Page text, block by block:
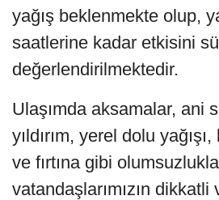
yağış beklenmekte olup,
saatlerine kadar etkisini
değerlendirilmektedir.
Ulaşımda aksamalar, ani
yıldırım, yerel dolu
ve fırtına gibi
vatandaşlarımızın dikkatli